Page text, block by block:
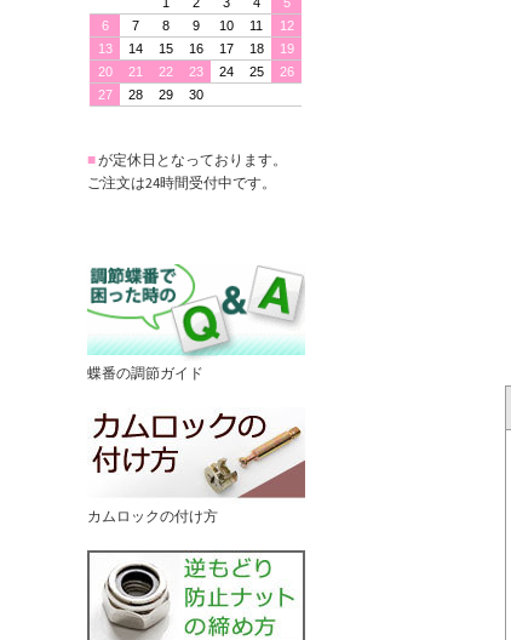
■が定休日となっております。
ご注文は24時間受付中です。
蝶番の調節ガイド
カムロックの付け方